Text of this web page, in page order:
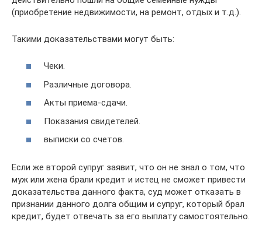
(приобретение недвижимости, на ремонт, отдых и т.д.).
Такими доказательствами могут быть:
Чеки.
Различные договора.
Акты приема-сдачи.
Показания свидетелей.
выписки со счетов.
Если же второй супруг заявит, что он не знал о том, что
муж или жена брали кредит и истец не сможет привести
доказательства данного факта, суд может отказать в
признании данного долга общим и супруг, который брал
кредит, будет отвечать за его выплату самостоятельно.